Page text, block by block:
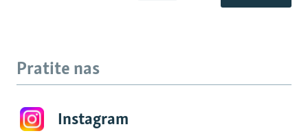
Pratite nas
Instagram